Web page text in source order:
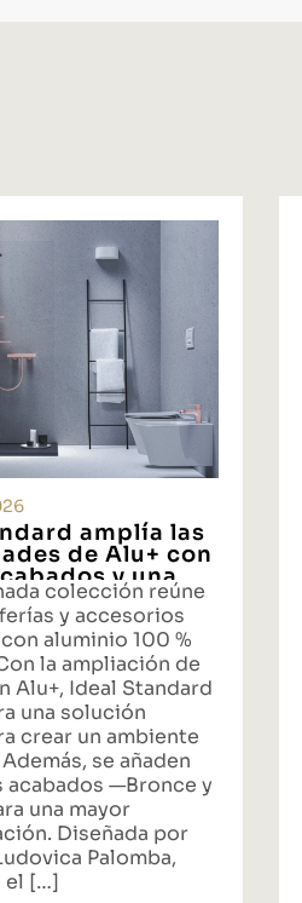
amplía las
de Alu+ con
y una
integral de
colección reúne
y accesorios
aluminio 100 %
la ampliación de
Alu+, Ideal Standard
una solución
crear un ambiente
se añaden
acabados —Bronce y
una mayor
Diseñada por
Palomba,
el […]